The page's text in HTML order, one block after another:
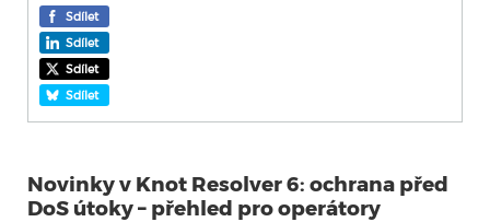
Sdílet
Sdílet
Sdílet
Sdílet
Novinky v Knot Resolver 6: ochrana před
DoS útoky – přehled pro operátory